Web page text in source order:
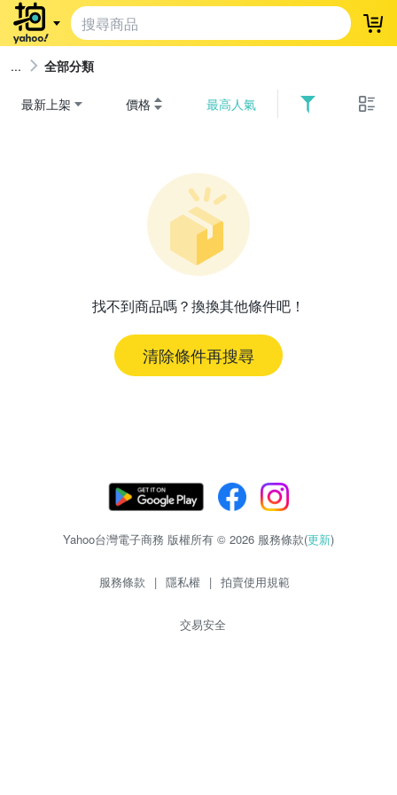
登
全部分類
最新上架 價格 最高人氣
找不到商品嗎？換換其他條件吧！
清除條件再搜尋
Yahoo台灣電子商務 版權所有 © 2026 服務條款(更新)
服務條款 | 隱私權 | 拍賣使用規範
交易安全